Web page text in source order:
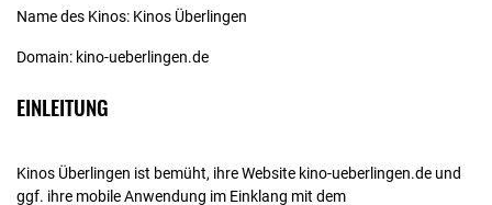
Name des Kinos: Kinos Überlingen
Domain: kino-ueberlingen.de
EINLEITUNG
Kinos Überlingen ist bemüht, ihre Website kino-ueberlingen.de und
ggf. ihre mobile Anwendung im Einklang mit dem